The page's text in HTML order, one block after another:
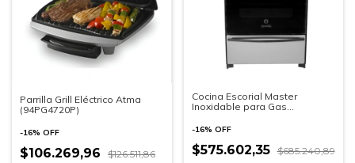
Parrilla Grill Eléctrico Atma
(94PG4720P)
-16% OFF
$106.269,96
$126.511,86
Cocina Escorial Master
Inoxidable para Gas
-16% OFF
$575.602,35 $685.240,89